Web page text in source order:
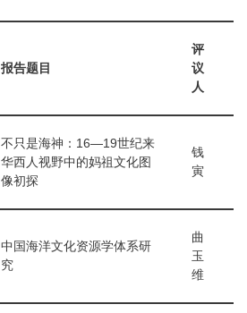
报告题目
评
议
人
不只是海神：16—19世纪来
华西人视野中的妈祖文化图
像初探
钱
寅
中国海洋文化资源学体系研
究
曲
玉
维